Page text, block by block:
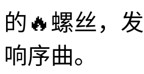
的🔥螺丝，
响序曲。